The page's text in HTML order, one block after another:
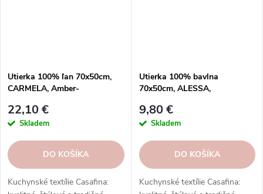
Utierka 100% ľan 70x50cm,
CARMELA, Amber-
22,10 €
Skladem
DO KOŠÍKA
Kuchynské textílie Casafina:
Utierka 100% bavlna
70x50cm, ALESSA,
9,80 €
Skladem
DO KOŠÍKA
Kuchynské textílie Casafina: